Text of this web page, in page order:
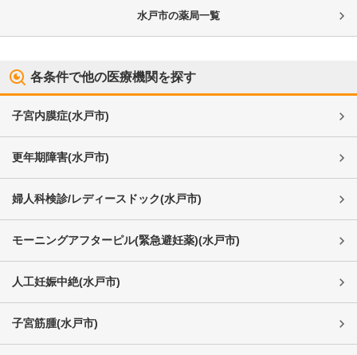
水戸市の薬局一覧
各条件で他の医療機関を探す
子宮内膜症(水戸市)
更年期障害(水戸市)
婦人科検診/レディースドック(水戸市)
モーニングアフターピル(緊急避妊薬)(水戸市)
人工妊娠中絶(水戸市)
子宮筋腫(水戸市)